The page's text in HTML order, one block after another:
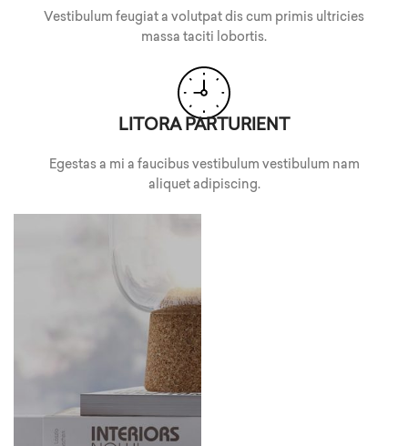
Vestibulum feugiat a volutpat dis cum primis ultricies
massa taciti lobortis.
LITORA PARTURIENT
Egestas a mi a faucibus vestibulum vestibulum nam
aliquet adipiscing.